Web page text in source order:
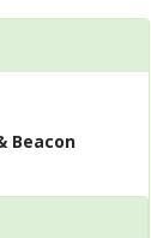
Beacon